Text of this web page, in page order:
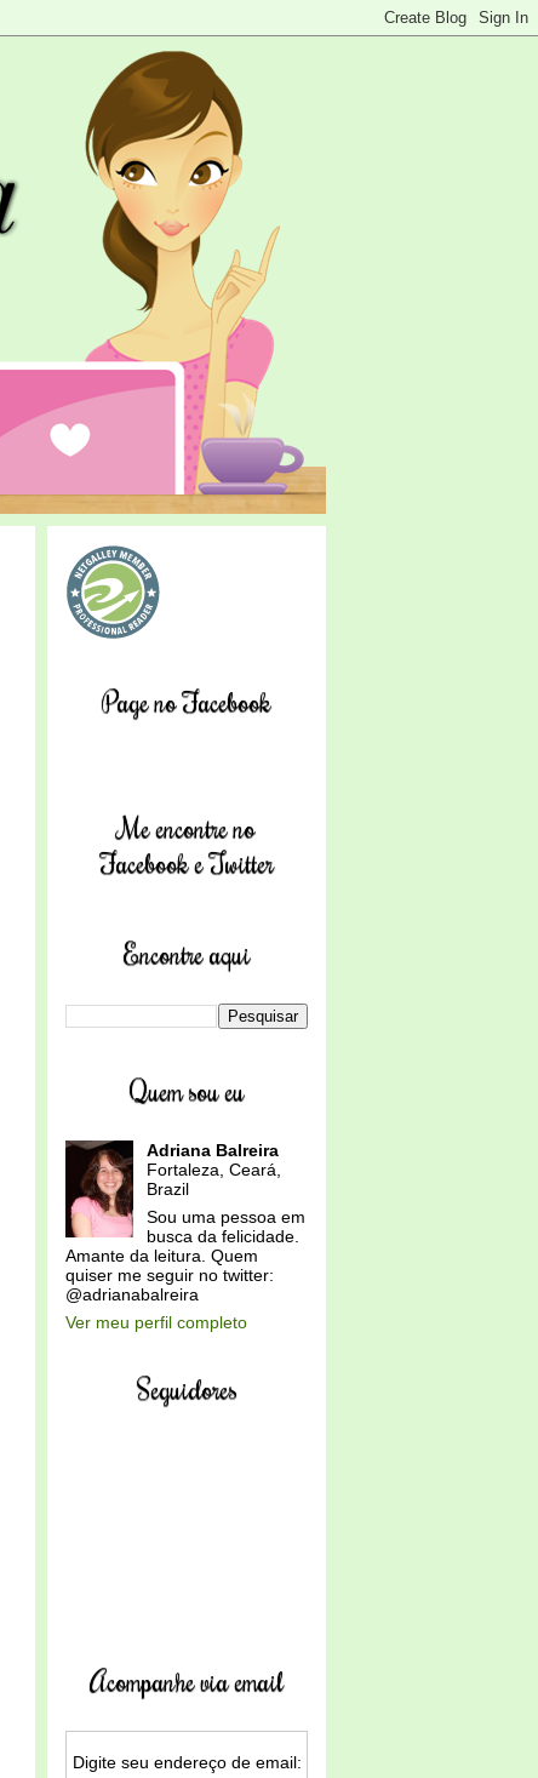
Page no Facebook
Me encontre no
Facebook e Twitter
Encontre aqui
Quem sou eu
Adriana Balreira
Fortaleza, Ceará,
Brazil
Sou uma pessoa em
busca da felicidade.
Amante da leitura. Quem
quiser me seguir no twitter:
@adrianabalreira
Ver meu perfil completo
Seguidores
Acompanhe via email
Digite seu endereço de email: